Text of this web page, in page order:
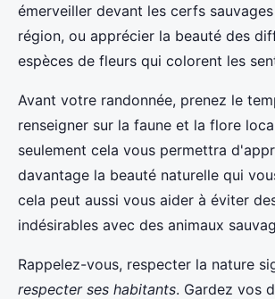
émerveiller devant les cerfs
région, ou apprécier la beauté des
espèces de fleurs qui colorent les
Avant votre randonnée, prenez le
renseigner sur la faune et la flore
seulement cela vous permettra
davantage la beauté naturelle qui
cela peut aussi vous aider à éviter
indésirables avec des animaux
Rappelez-vous, respecter la nature
respecter ses habitants. Gardez vos